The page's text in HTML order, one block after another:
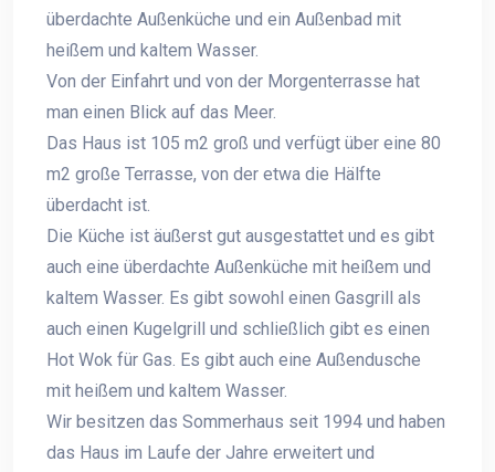
überdachte Außenküche und ein Außenbad mit
heißem und kaltem Wasser.
Von der Einfahrt und von der Morgenterrasse hat
man einen Blick auf das Meer.
Das Haus ist 105 m2 groß und verfügt über eine 80
m2 große Terrasse, von der etwa die Hälfte
überdacht ist.
Die Küche ist äußerst gut ausgestattet und es gibt
auch eine überdachte Außenküche mit heißem und
kaltem Wasser. Es gibt sowohl einen Gasgrill als
auch einen Kugelgrill und schließlich gibt es einen
Hot Wok für Gas. Es gibt auch eine Außendusche
mit heißem und kaltem Wasser.
Wir besitzen das Sommerhaus seit 1994 und haben
das Haus im Laufe der Jahre erweitert und